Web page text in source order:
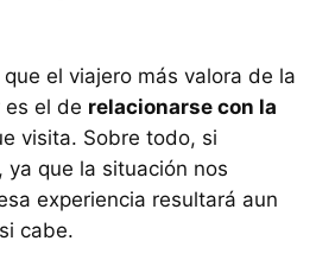
el viajero más valora de la
es el de relacionarse con la
visita. Sobre todo, si
, ya que la situación nos
experiencia resultará aun
cabe.